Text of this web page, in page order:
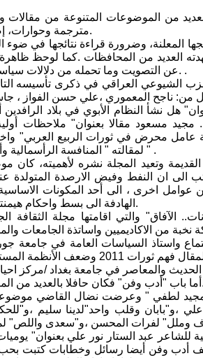
وجاء حافلا بالعديد من الموضوعات
مترجمة وحوارات، إضافة إلى باب أدب وفن.
المعلنة، وضرورة قراءة نتائجها في
العديد من المحافظات .كما لوحظ ظاهرة
عن التصويت وما تحمله من دلالات سياسية وفكرية وثقافية.. الخ. .
الشيوعي العراقي في ذكرى تأسيسه
هل نشأ النظام الأبوي في بلاد
مسعود مقالا بعنوان" ملاحظات
عامل محرض في ثورات الربيع العربي"
لمقالته " المنافسة الرأسمالية وأشكال النزاعات الدولية " .
وتعيد المجلة نشره لأهميته، كان
الى ان النفط وفيض الارصدة المتولدة
اخرى ، الى أحد المكونات الاساسية
الهادفة الى بسط واحكام هيمنتها على المنطقة العربية.
الآفاق" والتي اقامتها مجلة الثقافة
واستاذ السياسات العامة في جامعة
الادبية والفنية.
لطفي " وعرضت نضال القاضي
وقلب واحد"لدينا سليم
للشاعر عبد الستار نور علي بعنوان"
أدب وفن أيضا رسائل وخطابات كتبت بحب